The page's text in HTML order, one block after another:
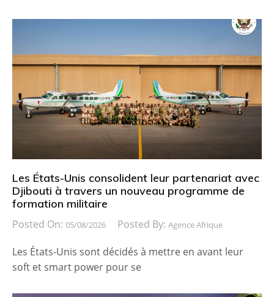
Les États-Unis consolident leur partenariat avec
Djibouti à travers un nouveau programme de
formation militaire
Posted On: 05/08/2026 Posted By: Agence Afrique
Les États-Unis sont décidés à mettre en avant leur
soft et smart power pour se